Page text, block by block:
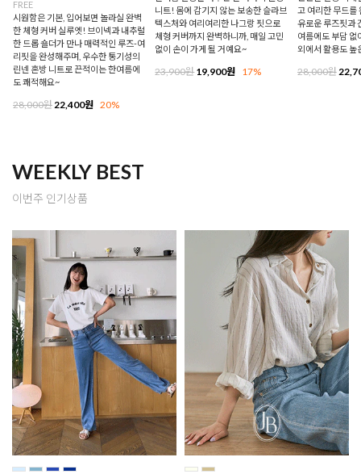
FREE
시원함은 기본, 입어보면 놀라실 완벽
한 체형 커버 실루엣! 브이넥과 내추럴
한 드롭 숄더가 만나 매력적인 루즈-여
리핏을 완성해주며, 우수한 통기성의
린넨 혼방 니트로 끈적이는 한여름에
도 쾌적해요~
28,000원22,400원 20%
니트! 몸에 감기지 않는 보송한 슬라브
텍스처와 여리여리한 나그랑 핏으로
체형 커버까지 완벽하니까, 매일 고민
없이 손이 가게 될 거예요~
23,900원19,900원 17%
고 여리한 무드를
유로운 루즈핏과
여름에도 부담 없
외에서 활용도 높
28,000원
WEEKLY BEST
이번주 인기상품